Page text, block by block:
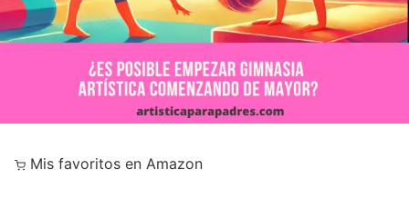
Mis favoritos en Amazon